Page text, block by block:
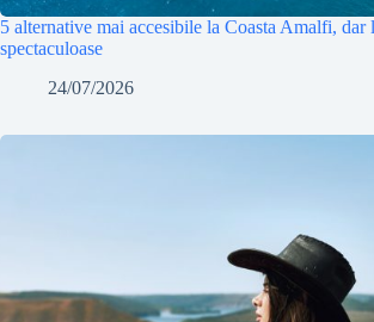
5 alternative mai accesibile la Coasta Amalfi, dar
spectaculoase
24/07/2026